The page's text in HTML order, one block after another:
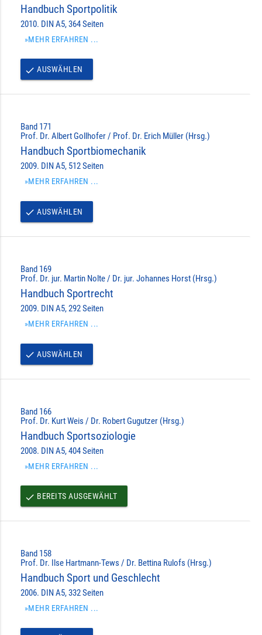
Handbuch Sportpolitik
2010. DIN A5, 364 Seiten
»MEHR ERFAHREN ...
done AUSWÄHLEN
Band 171
Prof. Dr. Albert Gollhofer / Prof. Dr. Erich Müller (Hrsg.)
Handbuch Sportbiomechanik
2009. DIN A5, 512 Seiten
»MEHR ERFAHREN ...
done AUSWÄHLEN
Band 169
Prof. Dr. jur. Martin Nolte / Dr. jur. Johannes Horst (Hrsg.)
Handbuch Sportrecht
2009. DIN A5, 292 Seiten
»MEHR ERFAHREN ...
done AUSWÄHLEN
Band 166
Prof. Dr. Kurt Weis / Dr. Robert Gugutzer (Hrsg.)
Handbuch Sportsoziologie
2008. DIN A5, 404 Seiten
»MEHR ERFAHREN ...
done BEREITS AUSGEWÄHLT
Band 158
Prof. Dr. Ilse Hartmann-Tews / Dr. Bettina Rulofs (Hrsg.)
Handbuch Sport und Geschlecht
2006. DIN A5, 332 Seiten
»MEHR ERFAHREN ...